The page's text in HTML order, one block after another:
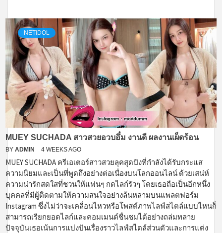
NETIDOL
MUEY SUCHADA สาวสวยอวบอึ๋ม งานดี ผลงานเผ็ดร้อน
BY ADMIN 4 WEEKS AGO
MUEY SUCHADA ครีเอเตอร์สาวสวยลุคสุดปังที่กำลังได้รับกระแส
ความนิยมและเป็นที่พูดถึงอย่างต่อเนื่องบนโลกออนไลน์ ด้วยเสน่ห์
ความน่ารักสดใสที่ชวนให้แฟนๆ กดไลก์รัวๆ โดยเธอถือเป็นอีกหนึ่ง
บุคคลที่มีผู้ติดตามให้ความสนใจอย่างล้นหลามบนแพลตฟอร์ม
Instagram ซึ่งไม่ว่าจะเคลื่อนไหวหรือโพสต์ภาพไลฟ์สไตล์แบบไหนก็
สามารถเรียกยอดไลก์และคอมเมนต์ชื่นชมได้อย่างถล่มทลาย
ปัจจุบันเธอเน้นการแบ่งปันเรื่องราวไลฟ์สไตล์ส่วนตัวและการแต่ง